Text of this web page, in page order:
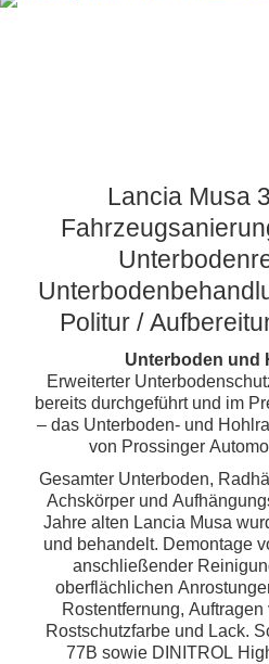
Lancia Musa
Politur /
Unterboden und
Erweiterter
bereits durchgeführt und im
– das Unterboden- und
von Prossinger
Gesamter Unterboden,
Achskörper und
Jahre alten Lancia Musa
und behandelt. Demontage
anschließender
oberflächlichen
Rostentfernung,
Rostschutzfarbe und Lack.
77B sowie DINITROL